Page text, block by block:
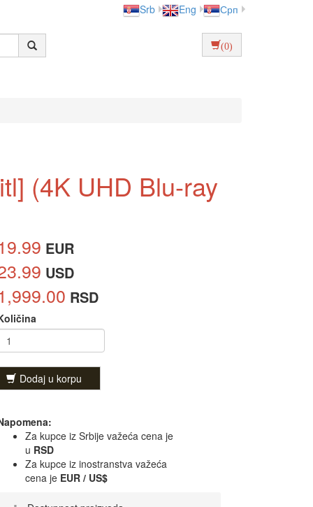
Srb Eng Срп
(0)
(4K UHD Blu-ray
EUR
USD
RSD
Dodaj u korpu
Za kupce iz Srbije važeća cena je
u RSD
Za kupce iz inostranstva važeća
cena je EUR / US$